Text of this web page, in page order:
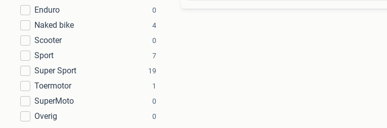
Enduro 0
Naked bike 4
Scooter 0
Sport 7
Super Sport 19
Toermotor 1
SuperMoto 0
Overig 0